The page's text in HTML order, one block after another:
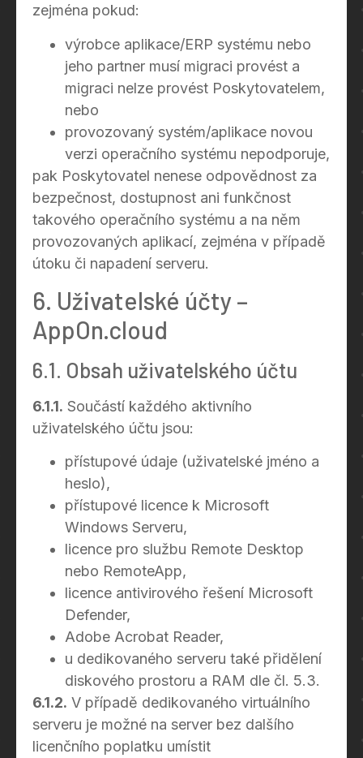
zejména pokud:
výrobce aplikace/ERP systému nebo
jeho partner musí migraci provést a
migraci nelze provést Poskytovatelem,
nebo
provozovaný systém/aplikace novou
verzi operačního systému nepodporuje,
pak Poskytovatel nenese odpovědnost za
bezpečnost, dostupnost ani funkčnost
takového operačního systému a na něm
provozovaných aplikací, zejména v případě
útoku či napadení serveru.
6. Uživatelské účty –
AppOn.cloud
6.1. Obsah uživatelského účtu
6.1.1. Součástí každého aktivního
uživatelského účtu jsou:
přístupové údaje (uživatelské jméno a
heslo),
přístupové licence k Microsoft
Windows Serveru,
licence pro službu Remote Desktop
nebo RemoteApp,
licence antivirového řešení Microsoft
Defender,
Adobe Acrobat Reader,
u dedikovaného serveru také přidělení
diskového prostoru a RAM dle čl. 5.3.
6.1.2. V případě dedikovaného virtuálního
serveru je možné na server bez dalšího
licenčního poplatku umístit